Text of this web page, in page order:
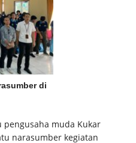
di
pengusaha muda Kukar
narasumber kegiatan